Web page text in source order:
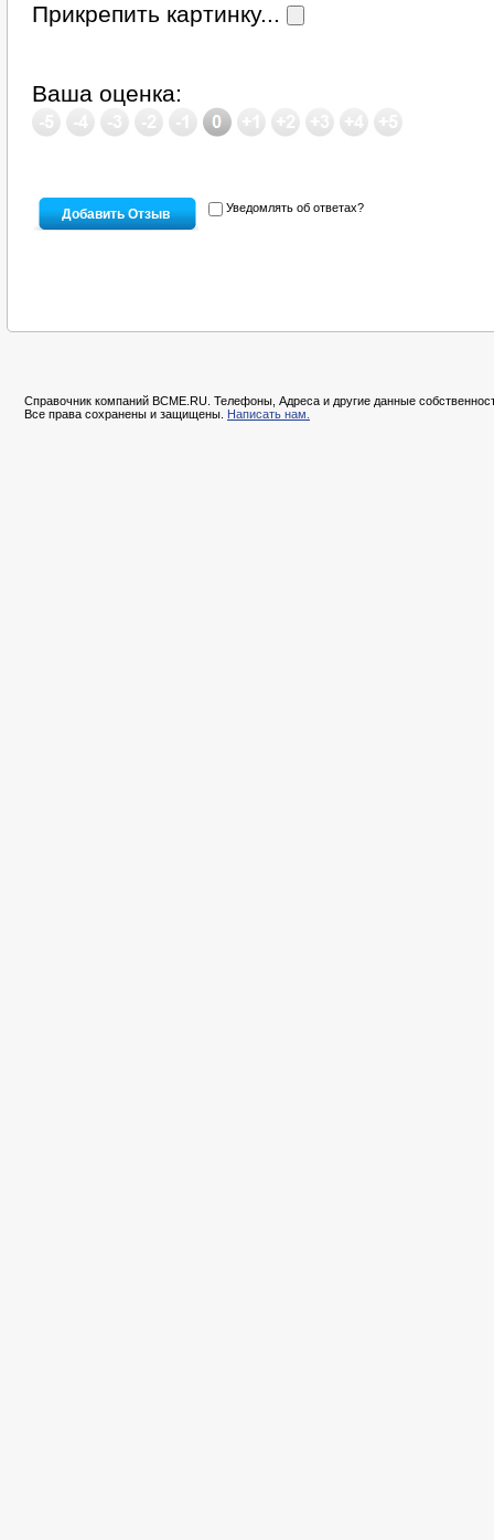
Прикрепить картинку...
Ваша оценка:
Уведомлять об ответах?
Справочник компаний BCME.RU. Телефоны, Адреса и другие данные
Все права сохранены и защищены. Написать нам.